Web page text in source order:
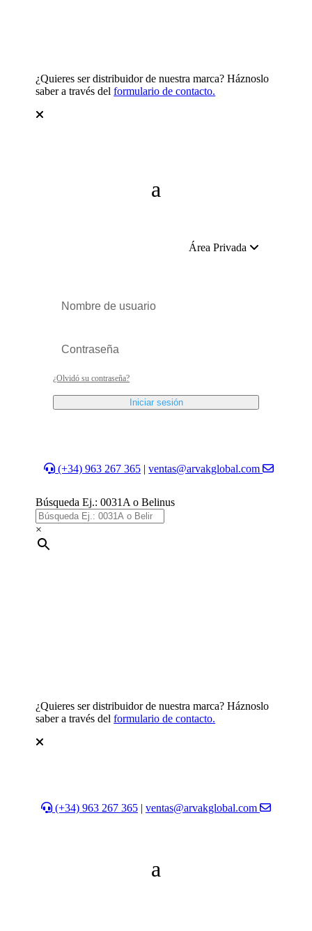
¿Quieres ser distribuidor de nuestra marca? Háznoslo
saber a través delformulario de contacto.
Área Privada
¿Olvidó su contraseña?
Iniciar sesión
(+34) 963 267 365 |ventas@arvakglobal.com
Búsqueda Ej.: 0031A o Belinus
×
¿Quieres ser distribuidor de nuestra marca? Háznoslo
saber a través delformulario de contacto.
(+34) 963 267 365 | ventas@arvakglobal.com